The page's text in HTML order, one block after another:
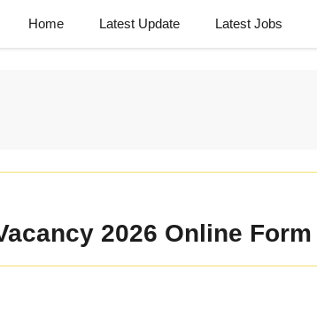
Home Latest Update Latest Jobs
2026 Online Form